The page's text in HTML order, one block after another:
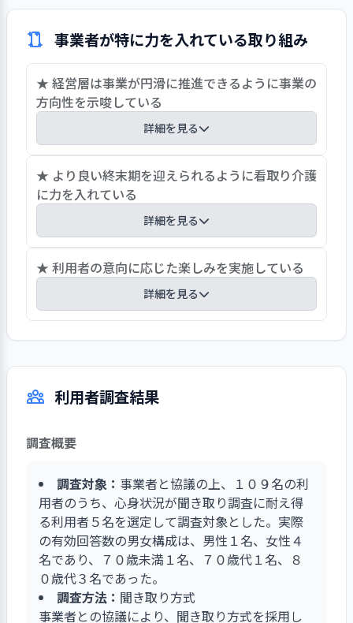
組織一丸となって事業計画が達成できるよ
うにしている。また、利用者支援に関す
る情報については日々のケース記録に状況
を記載している。介護支援ソフトを用い
ており、多職種が確認し活用できる仕組み
が整っている。組織運営に関する情報をは
じめ、利用支援に至る日々の情報を共有
する仕組みが整っているが、適切に運用さ
れているか（情報共有がなされている
か）については課題としている。
事業者が特に力を入れている取り組み
★ 経営層は事業が円滑に推進できるように事業の
方向性を示唆している
詳細を見る
経営層は、経営理念・経営方針に基づいて事業計
画を着実に実行できるよう、運営会議や全体会議
において取り組むべき課題について説明してい
る。また、それらの会議において、職員との情報
の共有化を図るとともに、職員の意見を聴取し、
現場の意見・意向を尊重しながら改善に取り組む
ようにしている。また、事業計画を推進するにあ
たって問題や課題を把握した場合には、役割分担
に従って解決策を検討・指示している。職員が自
らの役割と責任に基づいて取り組むべき方向性を
提示し、事業所運営をリードしている。
★ より良い終末期を迎えられるように看取り介護
に力を入れている
詳細を見る
昨年度のサービス終了者（死亡者）２８人の内、
ほとんどの方が施設での看取り介護を受けてい
る。医師との連携は良好で、看取り介護は積極的
に行えている。コロナ禍ではあるが、看取り期に
は家族の面会が可能で、一緒に看取り介護を行っ
った点や改善点について情報共有し、今後、より
り組んでいる。
★ 利用者の意向に応じた楽しみを実施している
詳細を見る
コロナ禍以前には多くのボランティアの受け入れ
となっている。そうした中、介護職員と多職種と
となっている。今後も工夫をして利用者の生活が
豊かになる取り組みとなっている。
利用者調査結果
調査概要
調査対象： 事業者と協議の上、１０９名の利
用者のうち、心身状況が聞き取り調査に耐え得
る利用者５名を選定して調査対象とした。実際
の有効回答数の男女構成は、男性１名、女性４
名であり、７０歳未満１名、７０歳代１名、８
０歳代３名であった。
調査方法： 聞き取り方式
事業者との協議により、聞き取り方式を採用し